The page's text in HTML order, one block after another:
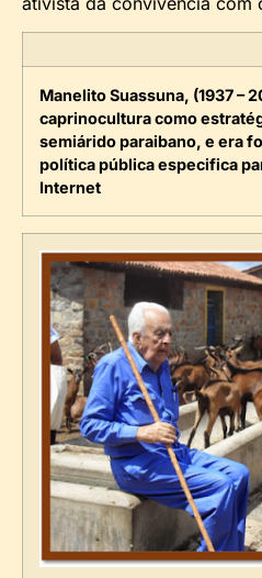
Manelito Suassuna, (1937 –
caprinocultura como
semiárido paraibano, e era
política pública especifica
Internet